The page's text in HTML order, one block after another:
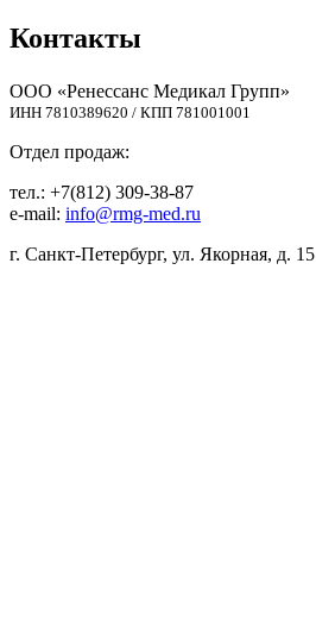
Контакты
ООО «Ренессанс Медикал Групп»
ИНН 7810389620 / КПП 781001001
Отдел продаж:
тел.: +7(812) 309-38-87
e-mail: info@rmg-med.ru
г. Санкт-Петербург, ул. Якорная, д. 15